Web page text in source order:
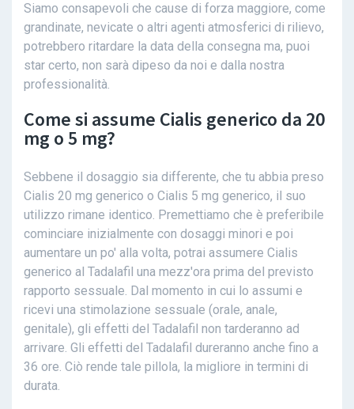
Siamo consapevoli che cause di forza maggiore, come
grandinate, nevicate o altri agenti atmosferici di rilievo,
potrebbero ritardare la data della consegna ma, puoi
star certo, non sarà dipeso da noi e dalla nostra
professionalità.
Come si assume Cialis generico da 20
mg o 5 mg?
Sebbene il dosaggio sia differente, che tu abbia preso
Cialis 20 mg generico o Cialis 5 mg generico, il suo
utilizzo rimane identico. Premettiamo che è preferibile
cominciare inizialmente con dosaggi minori e poi
aumentare un po' alla volta, potrai assumere Cialis
generico al Tadalafil una mezz'ora prima del previsto
rapporto sessuale. Dal momento in cui lo assumi e
ricevi una stimolazione sessuale (orale, anale,
genitale), gli effetti del Tadalafil non tarderanno ad
arrivare. Gli effetti del Tadalafil dureranno anche fino a
36 ore. Ciò rende tale pillola, la migliore in termini di
durata.